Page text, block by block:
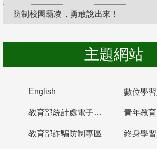
防制校園霸凌，勇敢說出來！
主題網站
English 數位學
教育部統計處電子書櫃
教育部詐騙防制專區 終身學